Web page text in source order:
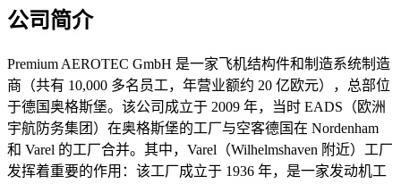
公司简介
Premium AEROTEC GmbH 是一家飞机结构件和制造系统制造
商（共有 10,000 多名员工，年营业额约 20 亿欧元），总部位
于德国奥格斯堡。该公司成立于 2009 年，当时 EADS（欧洲
宇航防务集团）在奥格斯堡的工厂与空客德国在 Nordenham
和 Varel 的工厂合并。其中，Varel（Wilhelmshaven 附近）工厂
发挥着重要的作用：该工厂成立于 1936 年，是一家发动机工